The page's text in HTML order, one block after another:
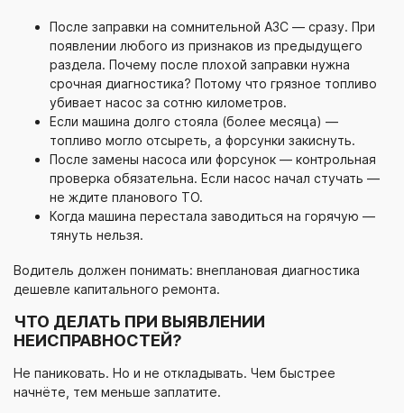
После заправки на сомнительной АЗС — сразу. При
появлении любого из признаков из предыдущего
раздела. Почему после плохой заправки нужна
срочная диагностика? Потому что грязное топливо
убивает насос за сотню километров.
Если машина долго стояла (более месяца) —
топливо могло отсыреть, а форсунки закиснуть.
После замены насоса или форсунок — контрольная
проверка обязательна. Если насос начал стучать —
не ждите планового ТО.
Когда машина перестала заводиться на горячую —
тянуть нельзя.
Водитель должен понимать: внеплановая диагностика
дешевле капитального ремонта.
ЧТО ДЕЛАТЬ ПРИ ВЫЯВЛЕНИИ
НЕИСПРАВНОСТЕЙ?
Не паниковать. Но и не откладывать. Чем быстрее
начнёте, тем меньше заплатите.